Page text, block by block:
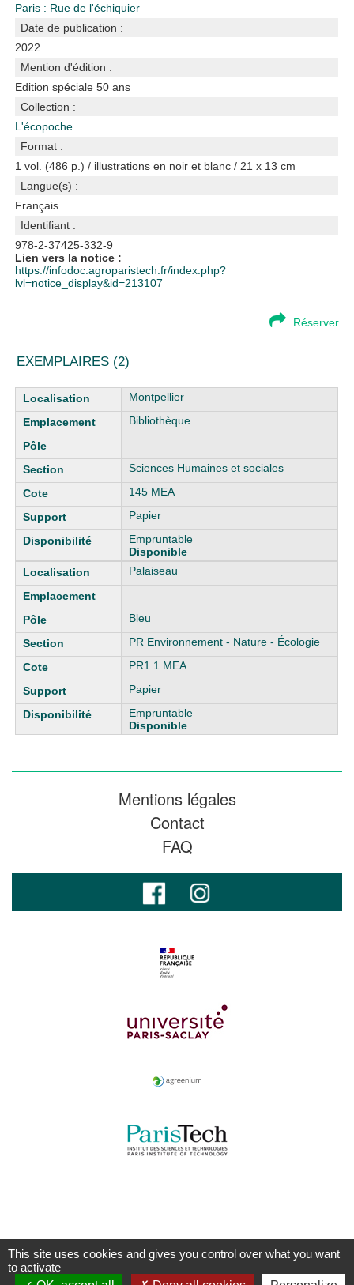
Paris : Rue de l'échiquier
Date de publication :
2022
Mention d'édition :
Edition spéciale 50 ans
Collection :
L'écopoche
Format :
1 vol. (486 p.) / illustrations en noir et blanc / 21 x 13 cm
Langue(s) :
Français
Identifiant :
978-2-37425-332-9
Lien vers la notice :
https://infodoc.agroparistech.fr/index.php?
lvl=notice_display&id=213107
Réserver
EXEMPLAIRES (2)
Liste des exemplaires
Montpellier
Bibliothèque
Sciences Humaines et sociales
145 MEA
Papier
Empruntable
Disponible
Palaiseau
Bleu
PR Environnement - Nature - Écologie
PR1.1 MEA
Papier
Empruntable
Disponible
Mentions légales
Contact
FAQ
This site uses cookies and gives you control over what you want
to activate